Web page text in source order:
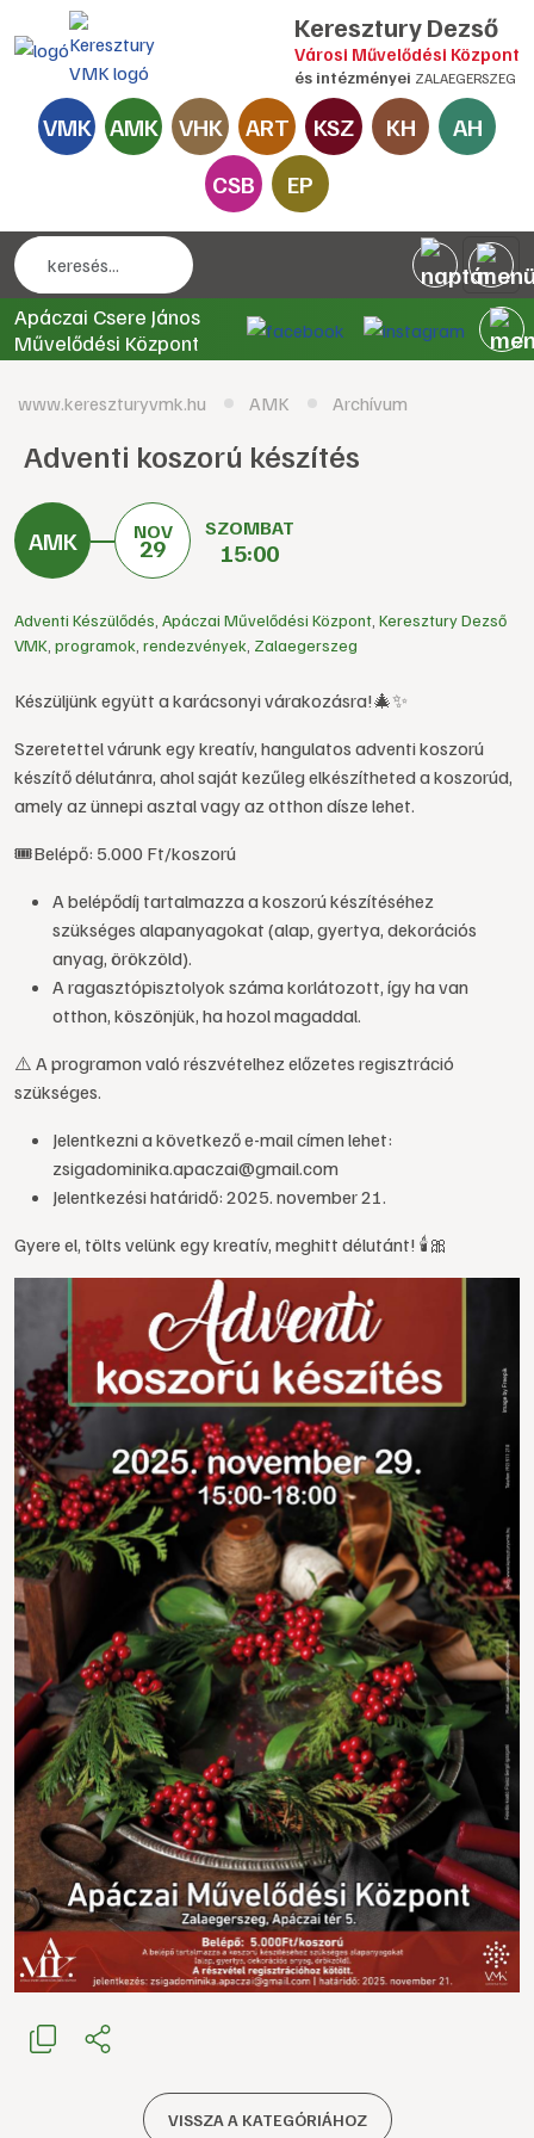
Keresztury Dezső
Városi Művelődési Központ
és intézményei ZALAEGERSZEG
VMK AMK VHK ART KSZ KH
AH
CSB
EP
Apáczai Csere János
Művelődési Központ
www.kereszturyvmk.hu AMK Archívum
Adventi koszorú készítés
NOV
29
SZOMBAT
15:00
Adventi Készülődés Apáczai Művelődési Központ Keresztury Dezső
VMK programok rendezvények Zalaegerszeg
Készüljünk együtt a karácsonyi várakozásra!🎄✨
Szeretettel várunk egy kreatív, hangulatos adventi koszorú
készítő délutánra, ahol saját kezűleg elkészítheted a koszorúd,
amely az ünnepi asztal vagy az otthon dísze lehet.
🎟️Belépő: 5.000 Ft/koszorú
A belépődíj tartalmazza a koszorú készítéséhez
szükséges alapanyagokat (alap, gyertya, dekorációs
anyag, örökzöld).
A ragasztópisztolyok száma korlátozott, így ha van
otthon, köszönjük, ha hozol magaddal.
⚠️ A programon való részvételhez előzetes regisztráció
szükséges.
Jelentkezni a következő e-mail címen lehet:
zsigadominika.apaczai@gmail.com
Jelentkezési határidő: 2025. november 21.
Gyere el, tölts velünk egy kreatív, meghitt délutánt! 🕯️🎀
VISSZA A KATEGÓRIÁHOZ